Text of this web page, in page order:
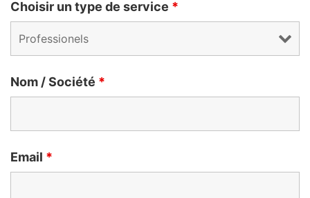
Choisir un type de service *
Nom / Société *
Email *